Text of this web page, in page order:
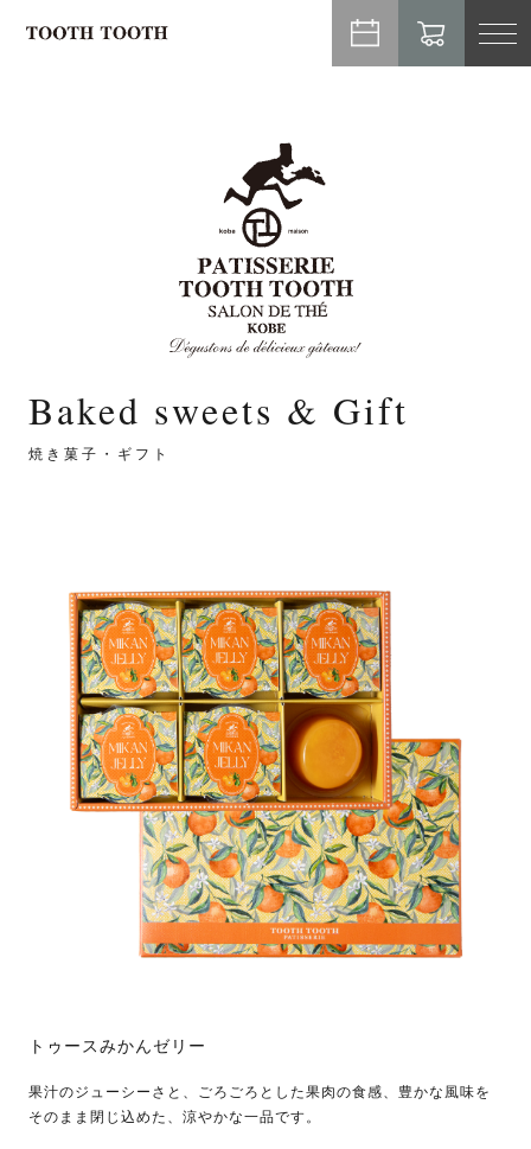
Baked sweets & Gift
焼き菓子・ギフト
トゥースみかんゼリー
果汁のジューシーさと、ごろごろとした果肉の食感、豊かな風味を
そのまま閉じ込めた、涼やかな一品です。